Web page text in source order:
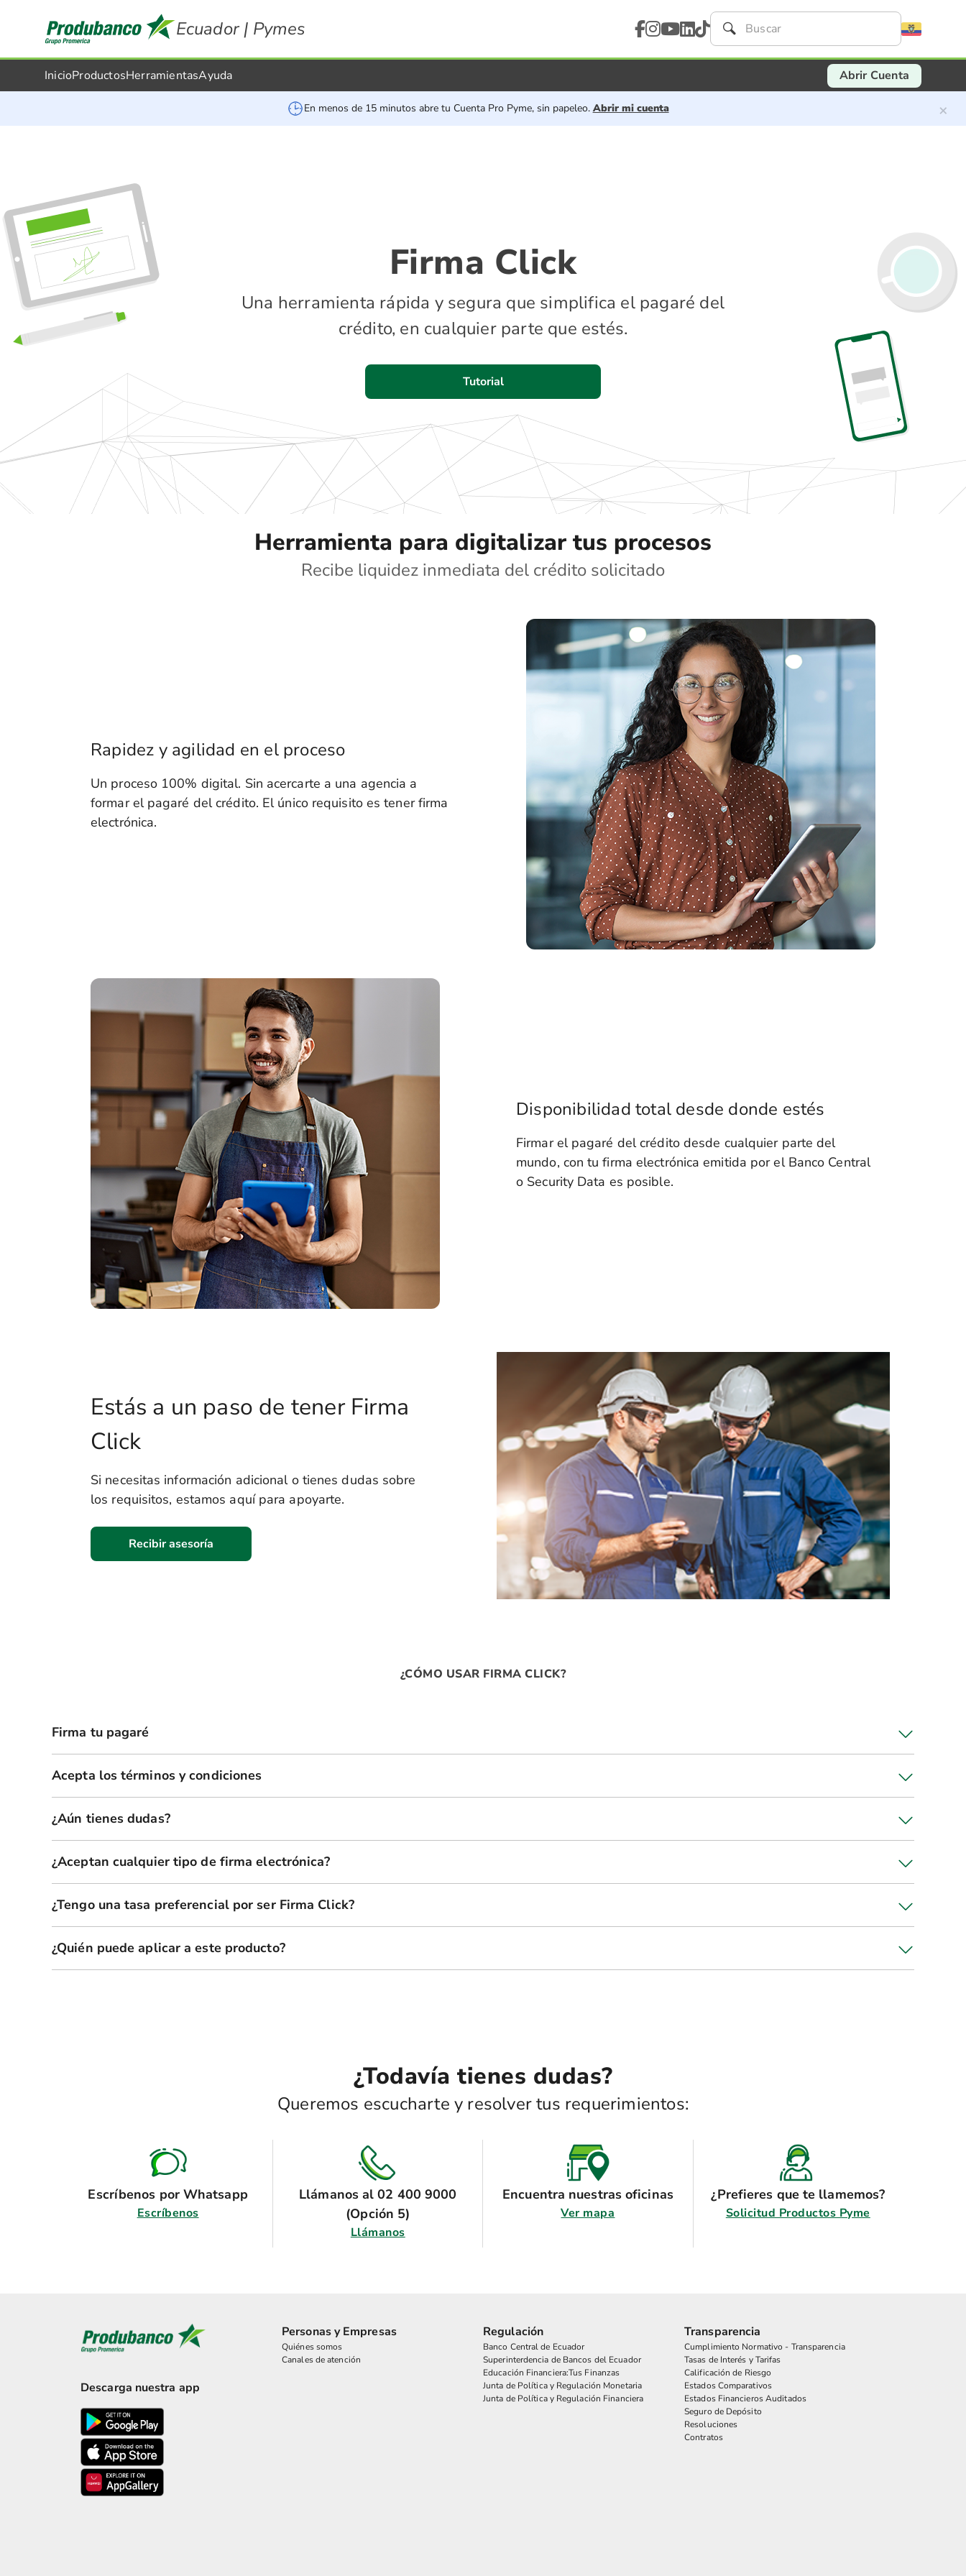
Ecuador | Pymes
InicioProductosHerramientasAyuda Abrir Cuenta
Firma click
En menos de 15 minutos abre tu Cuenta Pro Pyme, sin papeleo. Abrir mi cuenta ×
Firma Click
Una herramienta rápida y segura que simplifica el pagaré del
crédito, en cualquier parte que estés.
Tutorial
Herramienta para digitalizar tus procesos
Recibe liquidez inmediata del crédito solicitado
Rapidez y agilidad en el proceso
Un proceso 100% digital. Sin acercarte a una agencia a
formar el pagaré del crédito. El único requisito es tener firma
electrónica.
Disponibilidad total desde donde estés
Firmar el pagaré del crédito desde cualquier parte del
mundo, con tu firma electrónica emitida por el Banco Central
o Security Data es posible.
Estás a un paso de tener Firma
Click
Si necesitas información adicional o tienes dudas sobre
los requisitos, estamos aquí para apoyarte.
Recibir asesoría
¿CÓMO USAR FIRMA CLICK?
Firma tu pagaré
Acepta los términos y condiciones
¿Aún tienes dudas?
¿Aceptan cualquier tipo de firma electrónica?
¿Tengo una tasa preferencial por ser Firma Click?
¿Quién puede aplicar a este producto?
¿Todavía tienes dudas?
Queremos escucharte y resolver tus requerimientos:
Escríbenos por Whatsapp
Escríbenos
Llámanos al 02 400 9000
(Opción 5)
Llámanos
Encuentra nuestras oficinas
Ver mapa
¿Prefieres que te llamemos?
Solicitud Productos Pyme
Descarga nuestra app
Personas y Empresas
Quiénes somos
Canales de atención
Regulación
Banco Central de Ecuador
Superinterdencia de Bancos del Ecuador
Educación Financiera:Tus Finanzas
Junta de Política y Regulación Monetaria
Junta de Política y Regulación Financiera
Transparencia
Cumplimiento Normativo - Transparencia
Tasas de Interés y Tarifas
Calificación de Riesgo
Estados Comparativos
Estados Financieros Auditados
Seguro de Depósito
Resoluciones
Contratos